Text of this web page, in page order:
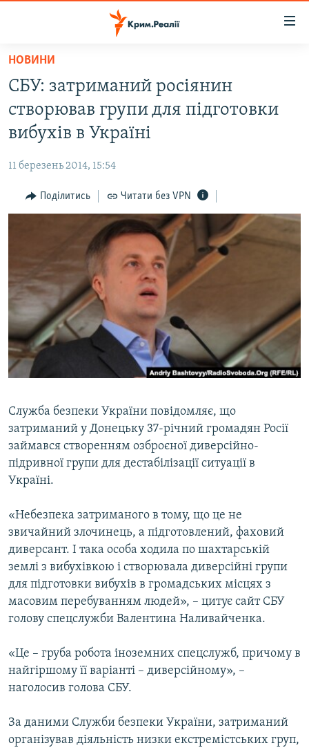
Перейти
основного
матеріалу
Перейти
до
основної
навігації
Перейти
до
ВОДА.КРИМ
ВІДЕО ТА ФОТО
БЛОГИ
ПОГЛЯД
СПЕЦПРОЕКТИ
ДЕПОРТАЦІЯ
ВІДЕОУРОКИ «ELIFBE»
СВІДЧЕННЯ ОКУПАЦІЇ
УКРАЇНСЬКА ПРОБЛЕМА КРИМУ
ЯК ОБІЙТИ БЛОКУВАННЯ
Русский
Qırımtatar
Усі сайти RFE/RL
НОВИНИ
СБУ: затриманий росіянин
створював групи для підготовки
вибухів в Україні
11 березень 2014, 15:54
Поділитись Читати без VPN
Служба безпеки України повідомляє, що
затриманий у Донецьку 37-річний громадян Росії
займався створенням озброєної диверсійно-
підривної групи для дестабілізації ситуації в
Україні.
«Небезпека затриманого в тому, що це не
звичайний злочинець, а підготовлений, фаховий
диверсант. І така особа ходила по шахтарській
землі з вибухівкою і створювала диверсійні групи
для підготовки вибухів в громадських місцях з
масовим перебуванням людей», – цитує сайт СБУ
голову спецслужби Валентина Наливайченка.
«Це – груба робота іноземних спецслужб, причому в
найгіршому її варіанті – диверсійному», –
наголосив голова СБУ.
За даними Служби безпеки України, затриманий
організував діяльність низки екстремістських груп,